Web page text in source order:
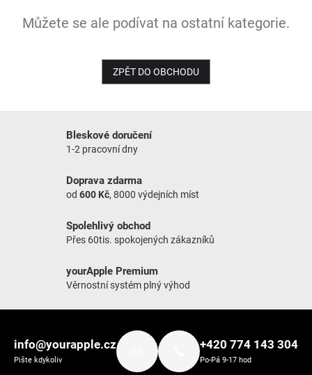
NOVINKY
Můžete se ale podívat na ostatní kategorie.
ZPĚT DO OBCHODU
Bleskové doručení
1-2 pracovní dny
Doprava zdarma
od 600 Kč, 8000 výdejních míst
Spolehlivý obchod
Přes 60tis. spokojených zákazníků
yourApple Premium
Věrnostní systém plný výhod
info@yourapple.cz
Pište kdykoliv
+420 774 143 304
Po-Pá 9-17 hod